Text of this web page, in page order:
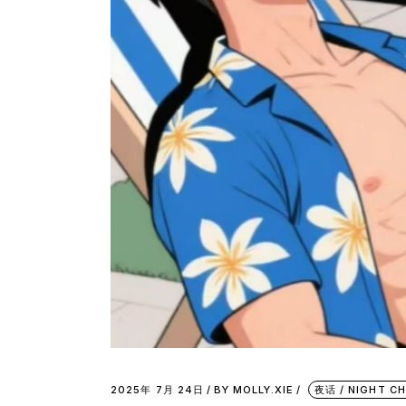
2025年 7月 24日 BY MOLLY.XIE 夜话 / NIGHT